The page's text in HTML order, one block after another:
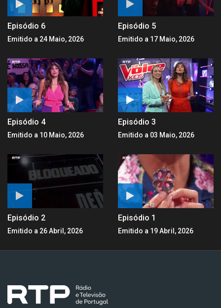
Episódio 6
Emitido a 24 Maio, 2026
Episódio 5
Emitido a 17 Maio, 2026
Episódio 4
Emitido a 10 Maio, 2026
Episódio 3
Emitido a 03 Maio, 2026
Episódio 2
Emitido a 26 Abril, 2026
Episódio 1
Emitido a 19 Abril, 2026